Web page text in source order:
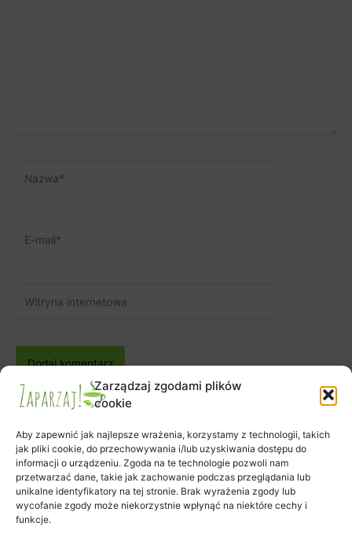
Zarządzaj zgodami plików
cookie
Aby zapewnić jak najlepsze wrażenia, korzystamy z technologii, takich
jak pliki cookie, do przechowywania i/lub uzyskiwania dostępu do
informacji o urządzeniu. Zgoda na te technologie pozwoli nam
przetwarzać dane, takie jak zachowanie podczas przeglądania lub
unikalne identyfikatory na tej stronie. Brak wyrażenia zgody lub
wycofanie zgody może niekorzystnie wpłynąć na niektóre cechy i
funkcje.
mail*
internetowa
Zapisy na warsztaty
Zamówienie
Koszyk